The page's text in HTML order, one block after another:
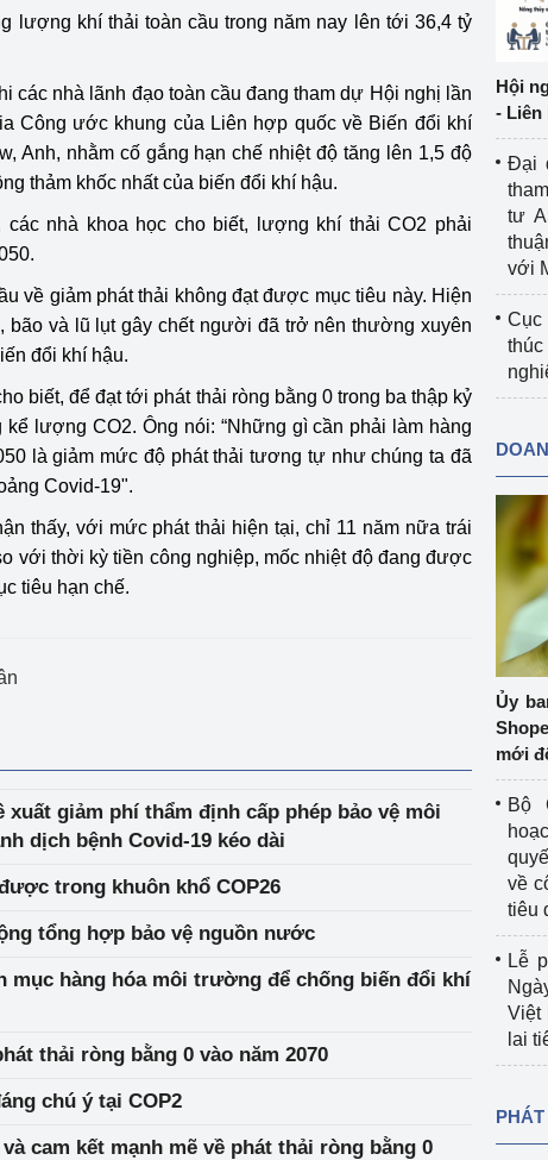
Sản xuất công nghiệp
lượng khí thải toàn cầu trong năm nay lên tới 36,4 tỷ
các nhà lãnh đạo toàn cầu đang tham dự Hội nghị lần
Công ước khung của Liên hợp quốc về Biến đổi khí
Anh, nhằm cố gắng hạn chế nhiệt độ tăng lên 1,5 độ
thảm khốc nhất của biến đổi khí hậu.
nhà khoa học cho biết, lượng khí thải CO2 phải
về giảm phát thải không đạt được mục tiêu này. Hiện
bão và lũ lụt gây chết người đã trở nên thường xuyên
đổi khí hậu.
biết, để đạt tới phát thải ròng bằng 0 trong ba thập kỷ
lượng CO2. Ông nói: “Những gì cần phải làm hàng
là giảm mức độ phát thải tương tự như chúng ta đã
Covid-19".
thấy, với mức phát thải hiện tại, chỉ 11 năm nữa trái
với thời kỳ tiền công nghiệp, mốc nhiệt độ đang được
tiêu hạn chế.
xuất giảm phí thẩm định cấp phép bảo vệ môi
dịch bệnh Covid-19 kéo dài
trong khuôn khổ COP26
tổng hợp bảo vệ nguồn nước
mục hàng hóa môi trường để chống biến đổi khí
thải ròng bằng 0 vào năm 2070
chú ý tại COP2
cam kết mạnh mẽ về phát thải ròng bằng 0
Hội
- Liên
Đại
tư
với
Ủy
mới
Bộ
về
tiêu
Lễ
Việt
lai